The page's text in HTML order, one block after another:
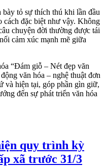
tỏ sự thích thú khi lần đầu
cách đặc biệt như vậy. Không
chuyện đời thường được tái
cảm xúc mạnh mẽ giữa
“Đám giỗ – Nét đẹp văn
văn hóa – nghệ thuật đơn
và hiện tại, góp phần gìn giữ,
đến sự phát triển văn hóa
quy trình kỳ
xã trước 31/3